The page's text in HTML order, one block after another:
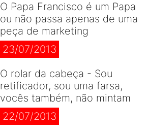
O Papa Francisco é um Papa
ou não passa apenas de uma
peça de marketing
23/07/2013
O rolar da cabeça - Sou
retificador, sou uma farsa,
vocês também, não mintam
22/07/2013